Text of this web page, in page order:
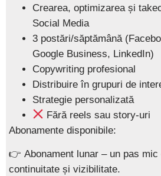
Crearea, optimizarea și
Social Media
3 postări/săptămână
Google Business, LinkedIn)
Copywriting profesional
Distribuire în grupuri de
Strategie personalizată
Fără reels sau story-uri
Abonamente disponibile:
👉 Abonament lunar – un pas
continuitate și vizibilitate.